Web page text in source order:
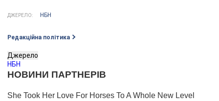
ДЖЕРЕЛО: НБН
Редакційна політика
Джерело
НБН